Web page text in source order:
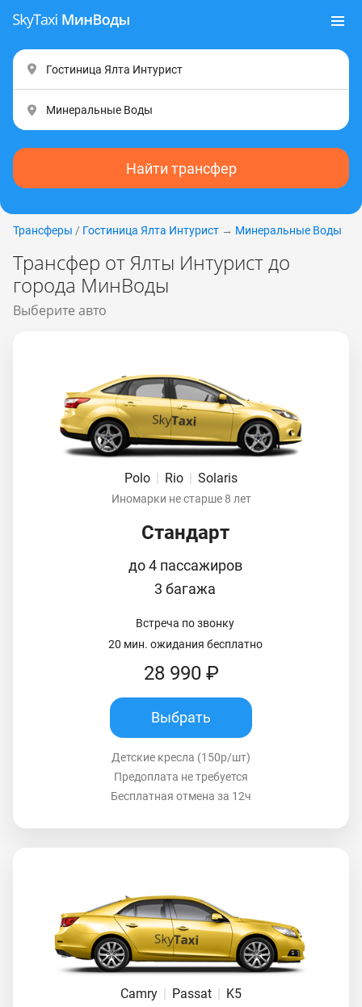
Найти трансфер
Трансферы / Гостиница Ялта Интурист → Минеральные Воды
Трансфер от Ялты Интурист до
города МинВоды
Выберите авто
Polo | Rio | Solaris
Иномарки не старше 8 лет
Стандарт
до 4 пассажиров
3 багажа
Встреча по звонку
20 мин. ожидания бесплатно
28 990 ₽
Выбрать
Детские кресла (150р/шт)
Предоплата не требуется
Бесплатная отмена за 12ч
Camry Passat K5